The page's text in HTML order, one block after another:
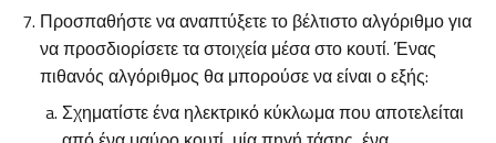
Προσπαθήστε να αναπτύξετε το βέλτιστο αλγόριθμο για
να προσδιορίσετε τα στοιχεία μέσα στο κουτί. Ένας
πιθανός αλγόριθμος θα μπορούσε να είναι ο εξής:
Σχηματίστε ένα ηλεκτρικό κύκλωμα που αποτελείται